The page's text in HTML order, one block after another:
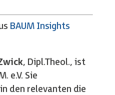
BAUM Insights
, Dipl.Theol., ist
e.V. Sie
den relevanten die